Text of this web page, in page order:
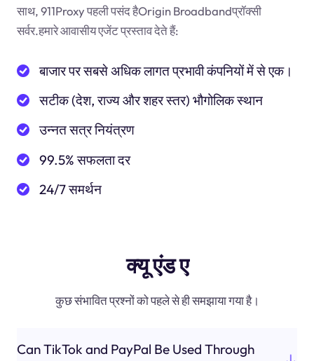
साथ, 911Proxy पहली पसंद हैOrigin Broadbandप्रॉक्सी
सर्वर.हमारे आवासीय एजेंट प्रस्ताव देते हैं:
बाजार पर सबसे अधिक लागत प्रभावी कंपनियों में से एक।
सटीक (देश, राज्य और शहर स्तर) भौगोलिक स्थान
उन्नत सत्र नियंत्रण
99.5% सफलता दर
24/7 समर्थन
क्यू एंड ए
कुछ संभावित प्रश्नों को पहले से ही समझाया गया है।
Can TikTok and PayPal Be Used Through